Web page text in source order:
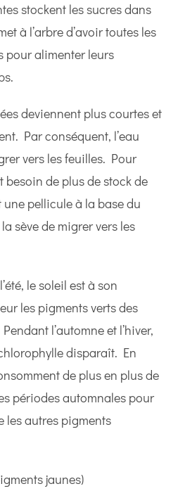
stockent les sucres dans
à l’arbre d’avoir toutes les
pour alimenter leurs
deviennent plus courtes et
Par conséquent, l’eau
vers les feuilles. Pour
besoin de plus de stock de
une pellicule à la base du
sève de migrer vers les
le soleil est à son
les pigments verts des
l’automne et l’hiver,
disparaît. En
de plus en plus de
périodes automnales pour
les autres pigments
jaunes)